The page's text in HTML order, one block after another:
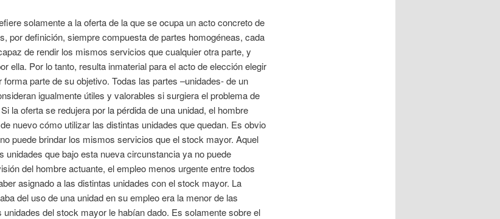
solamente a la oferta de la que se ocupa un acto concreto de
por definición, siempre compuesta de partes homogéneas, cada
de rendir los mismos servicios que cualquier otra parte, y
ella. Por lo tanto, resulta inmaterial para el acto de elección elegir
forma parte de su objetivo. Todas las partes –unidades- de un
igualmente útiles y valorables si surgiera el problema de
la oferta se redujera por la pérdida de una unidad, el hombre
nuevo cómo utilizar las distintas unidades que quedan. Es obvio
puede brindar los mismos servicios que el stock mayor. Aquel
unidades que bajo esta nueva circunstancia ya no puede
del hombre actuante, el empleo menos urgente entre todos
asignado a las distintas unidades con el stock mayor. La
del uso de una unidad en su empleo era la menor de las
del stock mayor le habían dado. Es solamente sobre el